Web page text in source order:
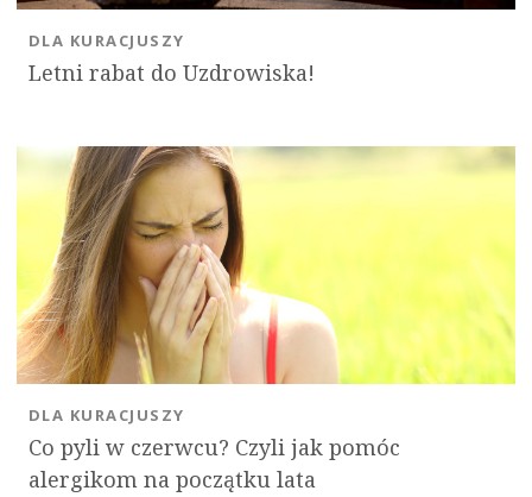
Letni rabat do Uzdrowiska!
DLA KURACJUSZY
Co pyli w czerwcu? Czyli jak pomóc
alergikom na początku lata
DLA KURACJUSZY